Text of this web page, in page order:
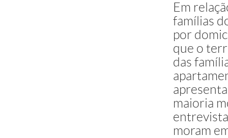
Em
famílias
por
que o
das
maioria
moram